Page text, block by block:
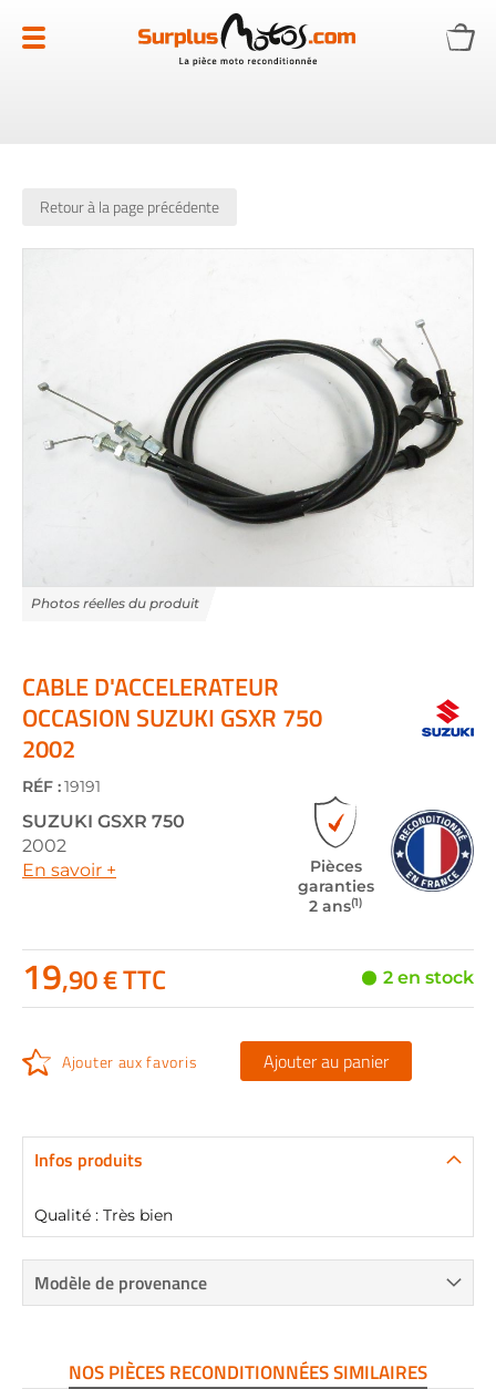
au
contenu
Retour à la page précédente
images
the
beginning
of
the
images
gallery
CABLE D'ACCELERATEUR
OCCASION SUZUKI GSXR 750
2002
RÉF :19191
SUZUKI GSXR 750
2002
En savoir +
Pièces
garanties
2 ans(1)
19,90 € TTC 2 en stock
Ajouter aux favoris Ajouter au panier
Infos produits
Qualité : Très bien
Modèle de provenance
NOS PIÈCES RECONDITIONNÉES SIMILAIRES